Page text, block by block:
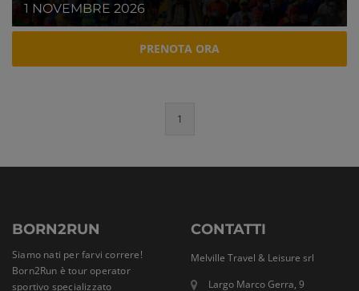
1 NOVEMBRE 2026
PRENOTA ORA
1
BORN2RUN
Siamo nati per farvi correre!
Born2Run è tour operator
sportivo specializzato
CONTATTI
Melville Travel & Leisure srl
Largo Marco Gerra, 9